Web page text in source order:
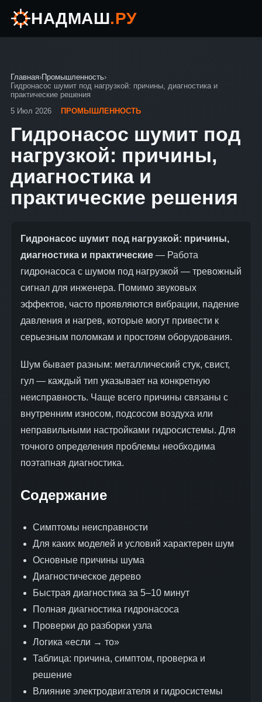
НАДМАШ.РУ
Главная›Промышленность›
Гидронасос шумит под нагрузкой: причины, диагностика и
практические решения
5 Июл 2026
ПРОМЫШЛЕННОСТЬ
Гидронасос шумит под
нагрузкой: причины,
диагностика и
практические решения
Гидронасос шумит под нагрузкой: причины,
диагностика и практические — Работа
гидронасоса с шумом под нагрузкой — тревожный
сигнал для инженера. Помимо звуковых
эффектов, часто проявляются вибрации, падение
давления и нагрев, которые могут привести к
серьезным поломкам и простоям оборудования.
Шум бывает разным: металлический стук, свист,
гул — каждый тип указывает на конкретную
неисправность. Чаще всего причины связаны с
внутренним износом, подсосом воздуха или
неправильными настройками гидросистемы. Для
точного определения проблемы необходима
поэтапная диагностика.
Содержание
Симптомы неисправности
Для каких моделей и условий характерен шум
Основные причины шума
Диагностическое дерево
Быстрая диагностика за 5–10 минут
Полная диагностика гидронасоса
Проверки до разборки узла
Логика «если → то»
Таблица: причина, симптом, проверка и
решение
Влияние электродвигателя и гидросистемы